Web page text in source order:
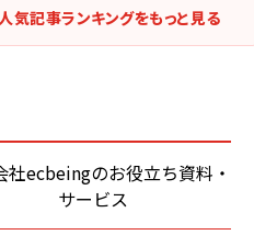
気記事ランキングをもっと見る